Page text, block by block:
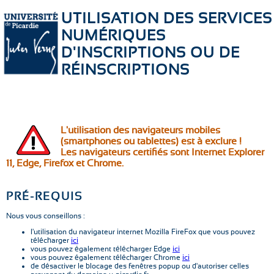
UTILISATION DES SERVICES
NUMÉRIQUES
D'INSCRIPTIONS OU DE
RÉINSCRIPTIONS
L'utilisation des navigateurs mobiles
(smartphones ou tablettes) est à exclure !
Les navigateurs certifiés sont Internet Explorer
11, Edge, Firefox et Chrome.
PRÉ-REQUIS
Nous vous conseillons :
l'utilisation du navigateur internet Mozilla FireFox que vous pouvez
télécharger ici
vous pouvez également télécharger Edge ici
vous pouvez également télécharger Chrome ici
de désactiver le blocage des fenêtres popup ou d'autoriser celles